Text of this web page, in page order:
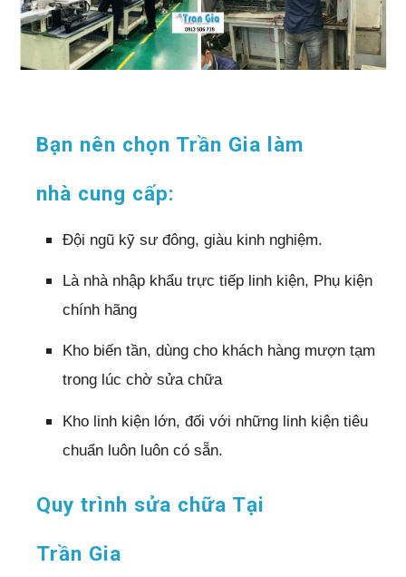
Bạn nên chọn Trần Gia làm
nhà cung cấp:
Đội ngũ kỹ sư đông, giàu kinh nghiệm.
Là nhà nhập khẩu trực tiếp linh kiện, Phụ kiện
chính hãng
Kho biến tần, dùng cho khách hàng mượn tạm
trong lúc chờ sửa chữa
Kho linh kiện lớn, đối với những linh kiện tiêu
chuẩn luôn luôn có sẵn.
Quy trình sửa chữa Tại
Trần Gia